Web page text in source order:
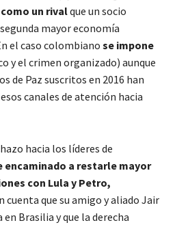
un rivalque un socio
mayor economía
el caso colombiano se impone
y el crimen organizado) aunque
de Paz suscritos en 2016 han
canales de atención hacia
hacia los líderes de
encaminado a restarle mayor
con Lula y Petro,
que su amigo y aliado Jair
Brasilia y que la derecha